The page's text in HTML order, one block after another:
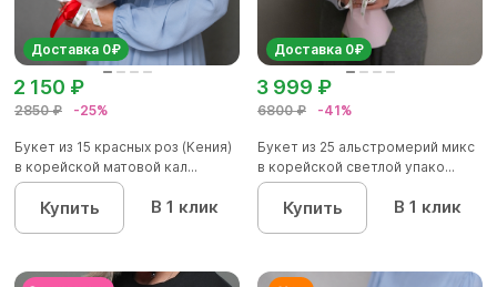
Доставка 0₽
2850 ₽ -25%
2 150 ₽
Букет из 15 красных роз (Кения)
в корейской матовой кал...
Купить В 1 клик
Доставка 0₽
6800 ₽ -41%
3 999 ₽
Букет из 25 альстромерий микс
в корейской светлой упако...
Купить В 1 клик